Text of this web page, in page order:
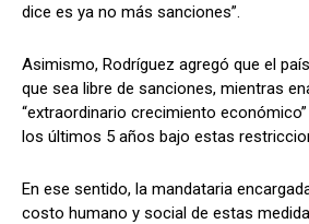
dice es ya no más sanciones”.
Asimismo, Rodríguez agregó que el
que sea libre de sanciones, mientras
“extraordinario crecimiento
los últimos 5 años bajo estas
En ese sentido, la mandataria
costo humano y social de estas